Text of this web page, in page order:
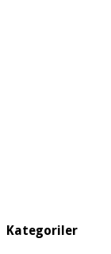
Kategoriler